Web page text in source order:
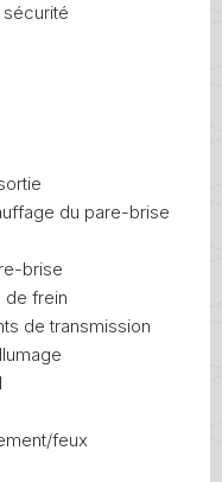
du pare-brise
brise
de frein
de transmission
feux